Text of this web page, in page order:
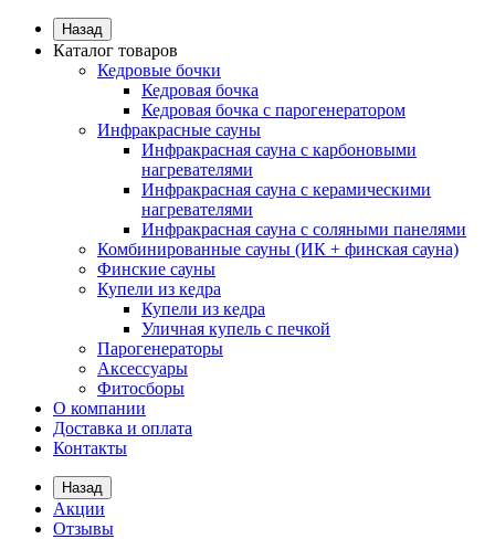
Назад
Каталог товаров
Кедровые бочки
Кедровая бочка
Кедровая бочка с парогенератором
Инфракрасные сауны
Инфракрасная сауна с карбоновыми
нагревателями
Инфракрасная сауна с керамическими
нагревателями
Инфракрасная сауна с соляными панелями
Комбинированные сауны (ИК + финская сауна)
Финские сауны
Купели из кедра
Купели из кедра
Уличная купель с печкой
Парогенераторы
Аксессуары
Фитосборы
О компании
Доставка и оплата
Контакты
Назад
Акции
Отзывы